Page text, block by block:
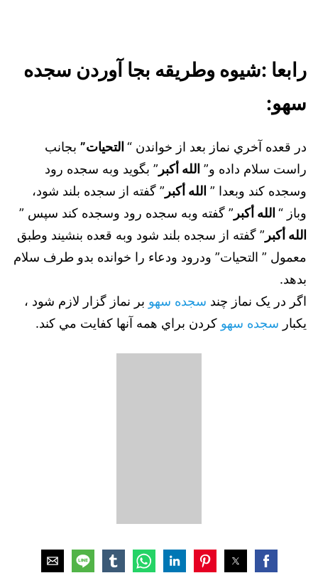
رابعا :شيوه وطريقه بجا آوردن سجده
سهو:
در قعده آخري نماز بعد از خواندن “ التحيات” بجانب
راست سلام داده و” الله أكبر ” بگويد وبه سجده رود
وسجده كند وبعدا ” الله أكبر ” گفته از سجده بلند شود،
وباز “ الله أكبر ” گفته وبه سجده رود وسجده كند سپس ”
الله أكبر ” گفته از سجده بلند شود وبه قعده بنشيند وطبق
معمول ” التحيات” ودرود ودعاء را خوانده بدو طرف سلام
بدهد.
اگر در يک نماز چند سجده سهو بر نماز گزار لازم شود ،
يكبار سجده سهو كردن براي همه آنها كفايت مي كند.